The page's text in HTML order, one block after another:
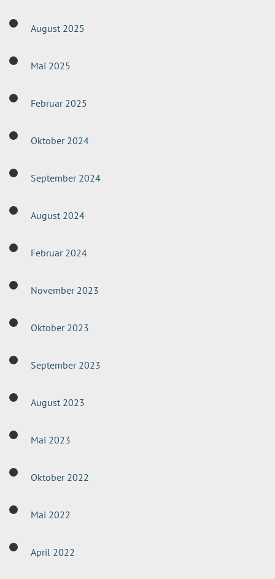
August 2025
Mai 2025
Februar 2025
Oktober 2024
September 2024
August 2024
Februar 2024
November 2023
Oktober 2023
September 2023
August 2023
Mai 2023
Oktober 2022
Mai 2022
April 2022